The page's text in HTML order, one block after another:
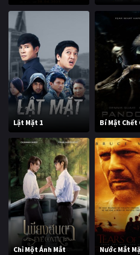
Lật Mặt 1 Bí Mật Chết
Chỉ Một Ánh Mắt Nước Mắt